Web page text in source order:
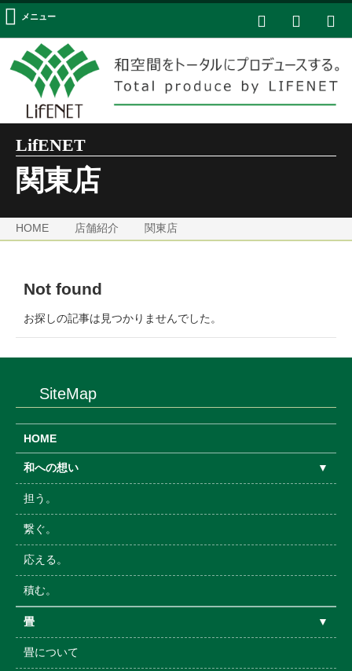
メニュー
LifENET
関東店
HOME 店舗紹介 関東店
Not found
お探しの記事は見つかりませんでした。
SiteMap
HOME
和への想い ▼
担う。
繋ぐ。
応える。
積む。
畳 ▼
畳について